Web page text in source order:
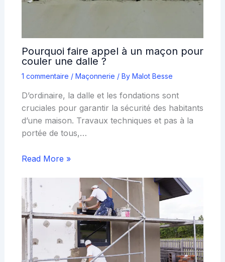
Pourquoi faire appel à un maçon pour
couler une dalle ?
1 commentaire / Maçonnerie / By Malot Besse
D’ordinaire, la dalle et les fondations sont
cruciales pour garantir la sécurité des habitants
d’une maison. Travaux techniques et pas à la
portée de tous,…
Read More »